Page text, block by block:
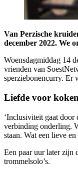
Van Perzische
december 2022. We
Woensdagmiddag 14
vrienden van
sperziebonencurry. Er
Liefde voor koken
‘Inclusiviteit gaat door
verbinding onderling.
staan. Wat een lieve
Een paar uur later zijn
trommelsolo’s.